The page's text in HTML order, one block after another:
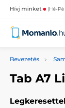
Hívj minket (Hé-Pé
Bevezetés
Tab A7